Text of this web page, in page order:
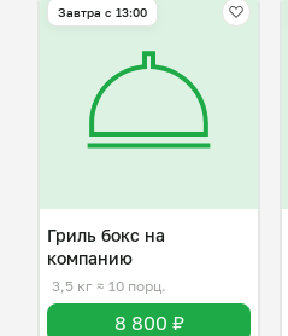
Завтра c 13:00
Гриль бокс на
компанию
3,5 кг ≈ 10 порц.
8 800 ₽